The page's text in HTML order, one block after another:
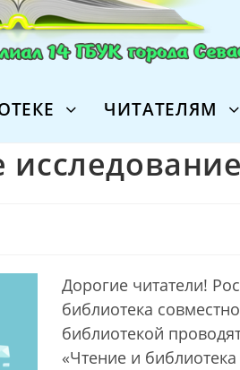
ЧИТАТЕЛЯМ
исследование
Дорогие читатели!
библиотека
библиотекой
«Чтение и